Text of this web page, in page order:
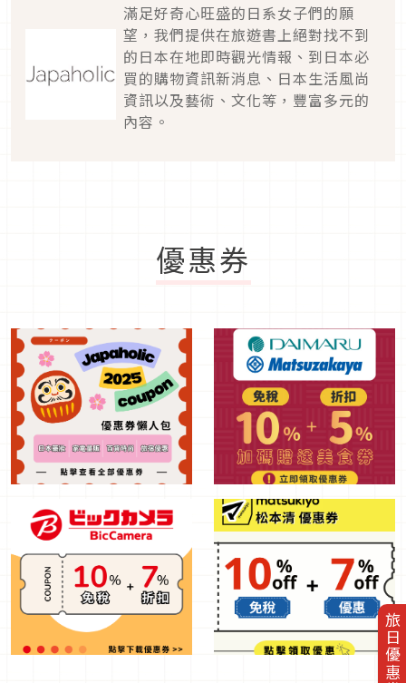
旅日優惠券
滿足好奇心旺盛的日系女子們的願
望，我們提供在旅遊書上絕對找不到
的日本在地即時觀光情報、到日本必
買的購物資訊新消息、日本生活風尚
資訊以及藝術、文化等，豐富多元的
內容。
優惠券